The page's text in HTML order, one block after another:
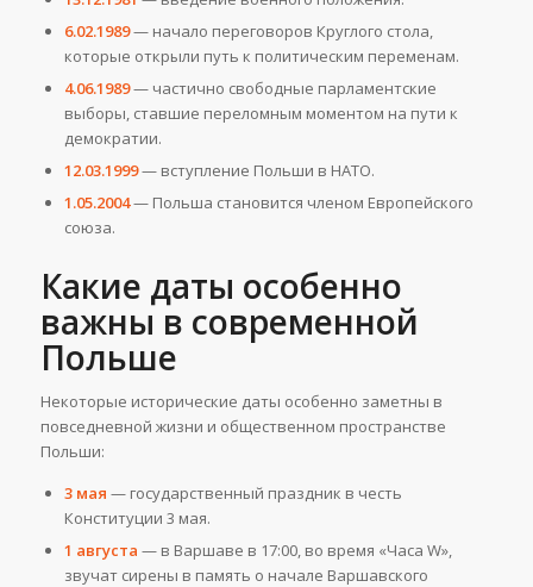
6.02.1989— начало переговоров Круглого стола,
которые открыли путь к политическим переменам.
4.06.1989— частично свободные парламентские
выборы, ставшие переломным моментом на пути к
демократии.
12.03.1999— вступление Польши в НАТО.
1.05.2004— Польша становится членом Европейского
союза.
Какие даты особенно
важны в современной
Польше
Некоторые исторические даты особенно заметны в
повседневной жизни и общественном пространстве
Польши:
3 мая — государственный праздник в честь
Конституции 3 мая.
1 августа — в Варшаве в 17:00, во время «Часа W»,
звучат сирены в память о начале Варшавского